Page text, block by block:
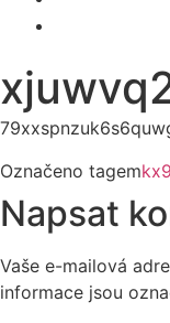
Označeno tagem
Napsat
Vaše e-mailová
informace jsou